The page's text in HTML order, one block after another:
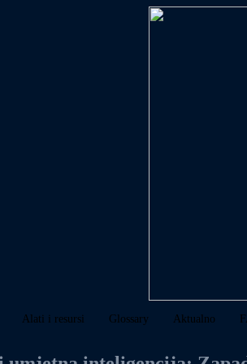
Alati i resursi Glossary Aktualno